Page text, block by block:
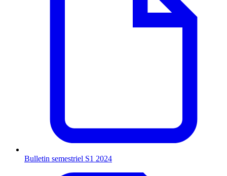
Bulletin semestriel S1 2024